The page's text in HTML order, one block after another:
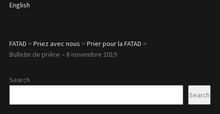
English
FATAD > Priez avec nous > Prier pour la FATAD >
Bulletin de prière – 8 novembre 2019
Search
Search